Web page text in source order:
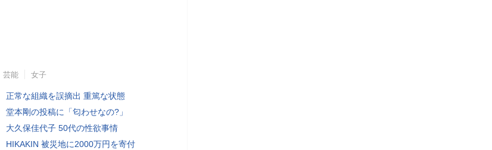
芸能 女子
正常な組織を誤摘出 重篤な状態
堂本剛の投稿に「匂わせなの?」
大久保佳代子 50代の性欲事情
HIKAKIN 被災地に2000万円を寄付